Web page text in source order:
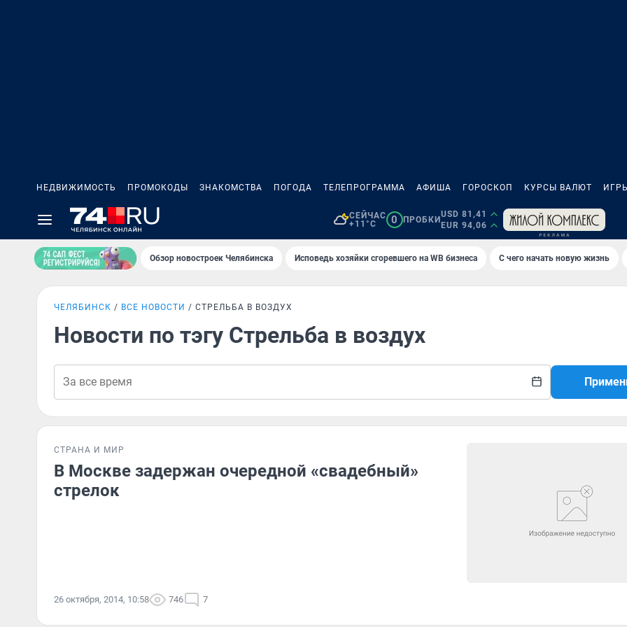
НЕДВИЖИМОСТЬ ПРОМОКОДЫ ЗНАКОМСТВА ПОГОДА ТЕЛЕПРОГРАММА АФИША ГОРОСКОП КУРСЫ ВАЛЮТ
СЕЙЧАС
+11°C
0 ПРОБКИ
USD 81,41
EUR 94,06
Обзор новостроек Челябинска Исповедь хозяйки сгоревшего на WB бизнеса С чего начать новую жизнь
ЧЕЛЯБИНСК ВСЕ НОВОСТИ СТРЕЛЬБА В ВОЗДУХ
Новости по тэгу Стрельба в воздух
СТРАНА И МИР
В Москве задержан очередной «свадебный»
стрелок
26 октября, 2014, 10:58 746 7